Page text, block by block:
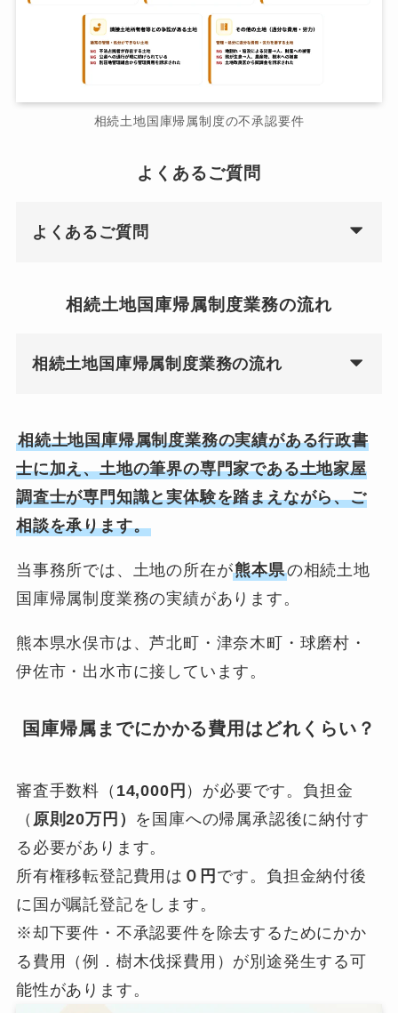
相続土地国庫帰属制度の不承認要件
よくあるご質問
よくあるご質問
相続土地国庫帰属制度業務の流れ
相続土地国庫帰属制度業務の流れ
相続土地国庫帰属制度業務の実績がある行政書
士に加え、土地の筆界の専門家である土地家屋
調査士が専門知識と実体験を踏まえながら、ご
相談を承ります。
当事務所では、土地の所在が熊本県の相続土地
国庫帰属制度業務の実績があります。
熊本県水俣市は、芦北町・津奈木町・球磨村・
伊佐市・出水市に接しています。
国庫帰属までにかかる費用はどれくらい？
審査手数料（ 14,000円 ）が必要です。負担金
（ 原則20万円） を国庫への帰属承認後に納付す
る必要があります。
所有権移転登記費用は ０円 です。負担金納付後
に国が嘱託登記をします。
※却下要件・不承認要件を除去するためにかか
る費用（例．樹木伐採費用）が別途発生する可
能性があります。